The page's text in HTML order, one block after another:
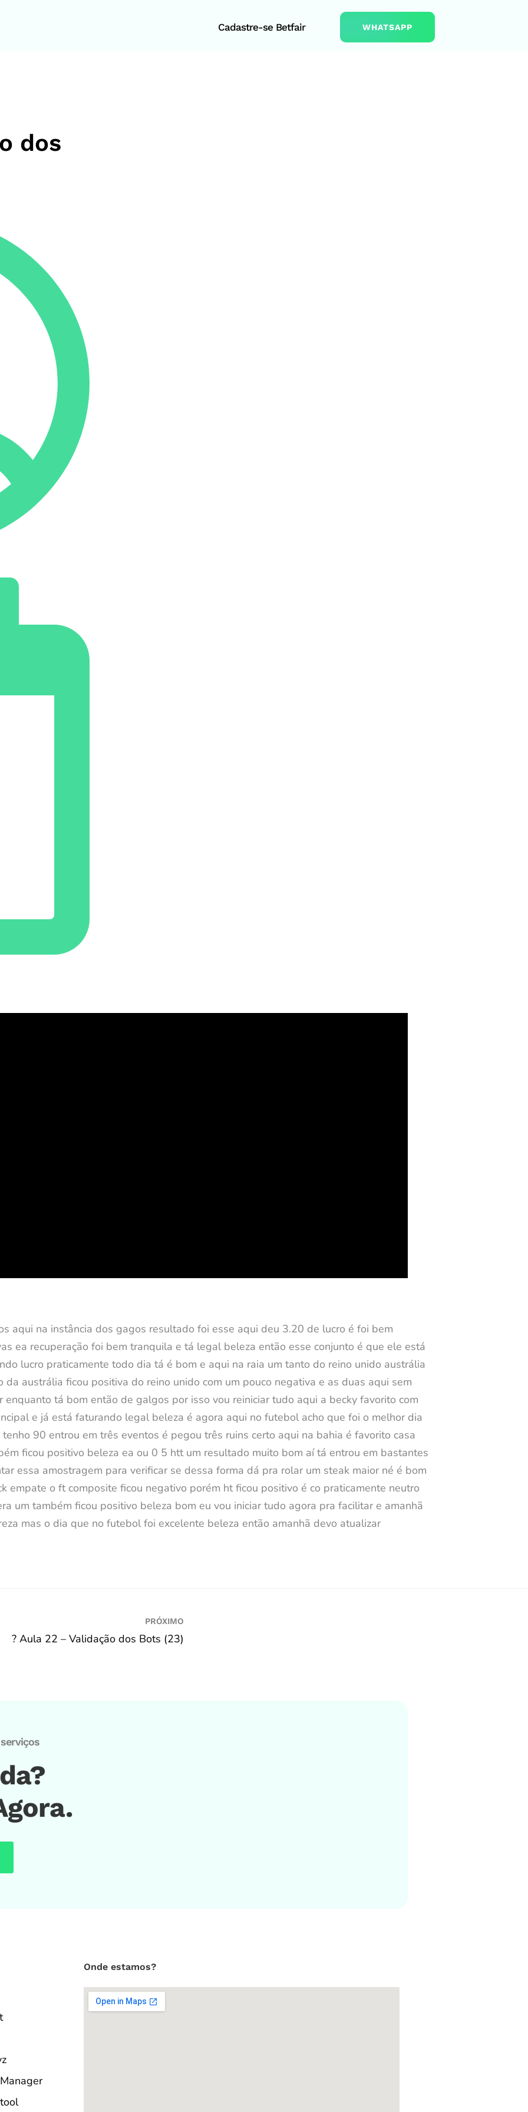
Cadastre-se Betfair WHATSAPP
dos
aqui na instância dos gagos resultado foi esse aqui deu 3.20 de lucro é foi bem
ea recuperação foi bem tranquila e tá legal beleza então esse conjunto é que ele está
lucro praticamente todo dia tá é bom e aqui na raia um tanto do reino unido austrália
austrália ficou positiva do reino unido com um pouco negativa e as duas aqui sem
tá bom então de galgos por isso vou reiniciar tudo aqui a becky favorito com
e já está faturando legal beleza é agora aqui no futebol acho que foi o melhor dia
90 entrou em três eventos é pegou três ruins certo aqui na bahia é favorito casa
ficou positivo beleza ea ou 0 5 htt um resultado muito bom aí tá entrou em bastantes
essa amostragem para verificar se dessa forma dá pra rolar um steak maior né é bom
empate o ft composite ficou negativo porém ht ficou positivo é co praticamente neutro
um também ficou positivo beleza bom eu vou iniciar tudo agora pra facilitar e amanhã
mas o dia que no futebol foi excelente beleza então amanhã devo atualizar
PRÓXIMO
? Aula 22 – Validação dos Bots (23)
Onde estamos?